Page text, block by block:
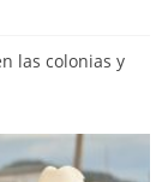
las colonias y